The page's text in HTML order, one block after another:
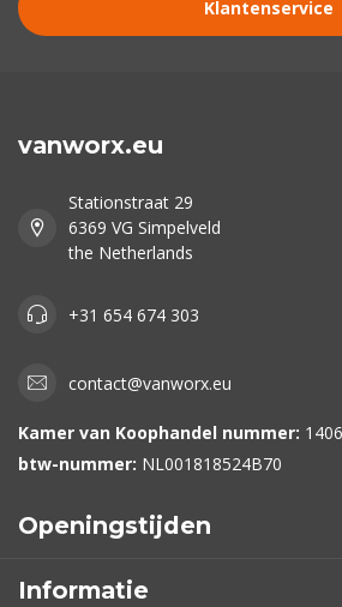
Klantenservice
vanworx.eu
Stationstraat 29
6369 VG Simpelveld
the Netherlands
+31 654 674 303
contact@vanworx.eu
Kamer van Koophandel nummer:
btw-nummer: NL001818524B70
Openingstijden
Informatie